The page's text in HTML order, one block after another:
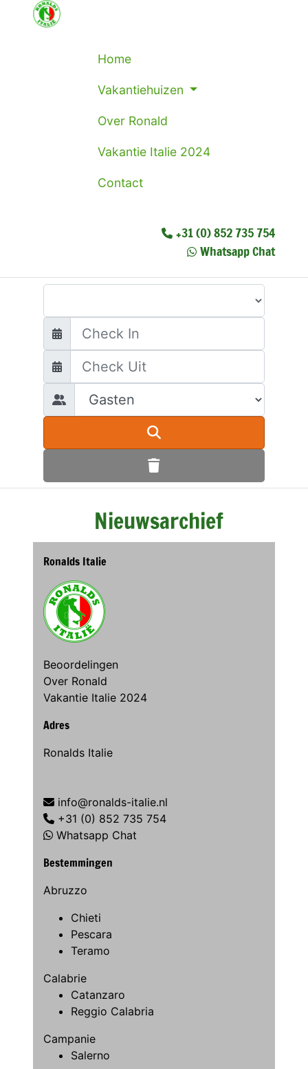
Home
Vakantiehuizen
Over Ronald
Vakantie Italie 2024
Contact
+31 (0) 852 735 754
Whatsapp Chat
Nieuwsarchief
Ronalds Italie
Beoordelingen
Over Ronald
Vakantie Italie 2024
Adres
Ronalds Italie
info@ronalds-italie.nl
+31 (0) 852 735 754
Whatsapp Chat
Bestemmingen
Abruzzo
Chieti
Pescara
Teramo
Calabrie
Catanzaro
Reggio Calabria
Campanie
Salerno